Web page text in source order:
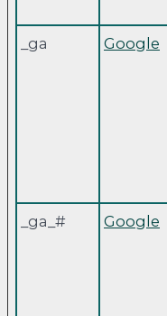
_ga Google
_ga_# Google